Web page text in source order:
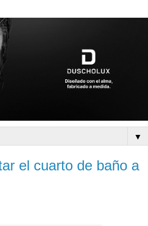
▼
el cuarto de baño a